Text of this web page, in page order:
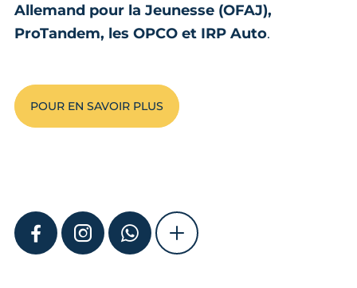
Allemand pour la Jeunesse (OFAJ),
ProTandem, les OPCO et IRP Auto.
POUR EN SAVOIR PLUS
FACEBOOKINSTAGRAMWHATSAPPSHOW MORE